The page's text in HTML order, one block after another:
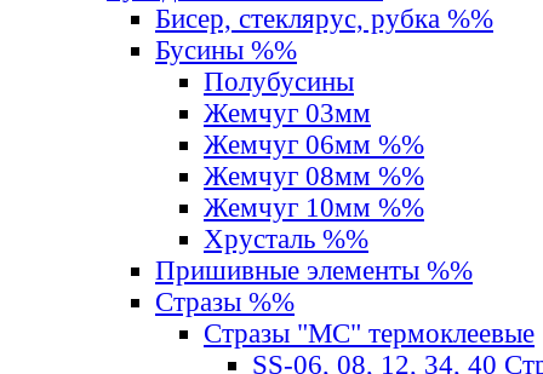
Бисер, стеклярус, рубка %%
Бусины %%
Полубусины
Жемчуг 03мм
Жемчуг 06мм %%
Жемчуг 08мм %%
Жемчуг 10мм %%
Хрусталь %%
Пришивные элементы %%
Стразы %%
Стразы "MС" термоклеевые
SS-06, 08, 12, 34, 40